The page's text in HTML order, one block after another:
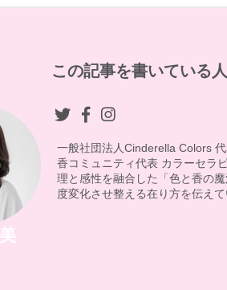
この記事を書いている
一般社団法人Cinderella Colors
香コミュニティ代表 カラーセラ
理と感性を融合した「色と香の
度変化させ整える在り方を伝えて